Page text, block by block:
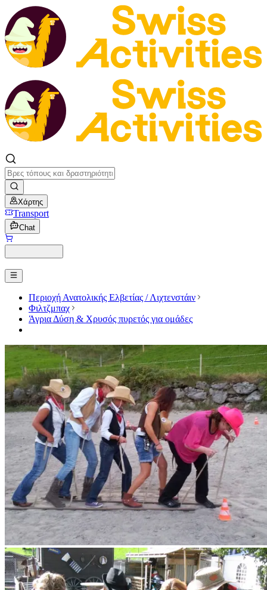
Χάρτης
Transport
Chat
Περιοχή Ανατολικής Ελβετίας / Λιχτενστάιν
Φιλτζμπαχ
Άγρια Δύση & Χρυσός πυρετός για ομάδες